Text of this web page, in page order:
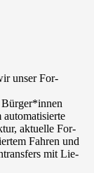
unser For­
auto­ma­ti­sier­te
aktu­el­le For­
Fah­ren und
mit Lie­